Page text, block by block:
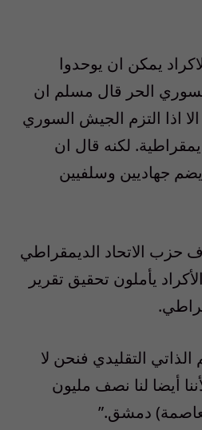
يمكن ان يوحدوا
الحر قال مسلم ان
اذا التزم الجيش السوري
لكنه قال ان
جهاديين وسلفيين
الاتحاد الديمقراطي
يأملون تحقيق تقرير
التقليدي فنحن لا
أيضا لنا نصف مليون
دمشق.”